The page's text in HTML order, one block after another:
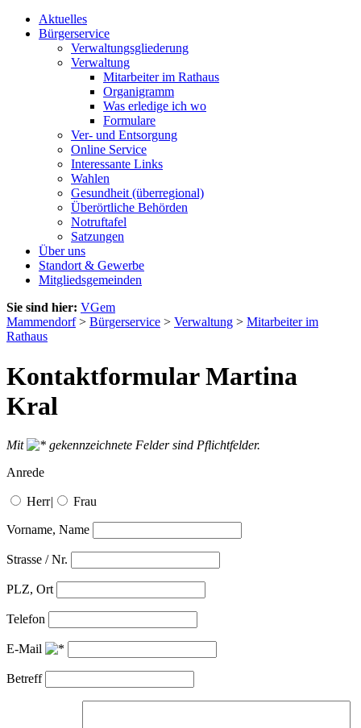
Aktuelles
Bürgerservice
Verwaltungsgliederung
Verwaltung
Mitarbeiter im Rathaus
Organigramm
Was erledige ich wo
Formulare
Ver- und Entsorgung
Online Service
Interessante Links
Wahlen
Gesundheit (überregional)
Überörtliche Behörden
Notruftafel
Satzungen
Über uns
Standort & Gewerbe
Mitgliedsgemeinden
Sie sind hier: VGem
Mammendorf> Bürgerservice > Verwaltung > Mitarbeiter im
Rathaus
Kontaktformular Martina
Kral
Mit
gekennzeichnete Felder sind Pflichtfelder.
Anrede
Herr| Frau
Vorname, Name
Strasse / Nr.
PLZ, Ort
Telefon
E-Mail
Betreff